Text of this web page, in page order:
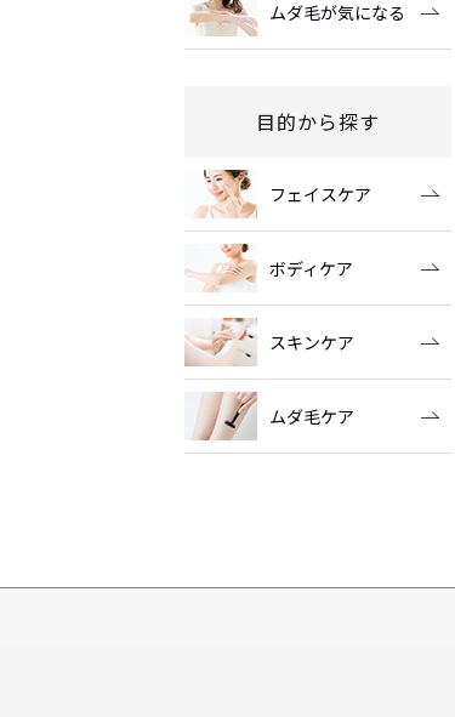
ムダ毛が気になる
目的から探す
フェイスケア
ボディケア
スキンケア
ムダ毛ケア